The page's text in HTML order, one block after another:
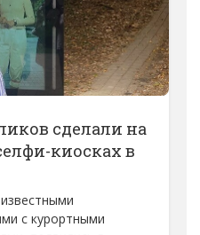
сделали на
киосках в
с курортными